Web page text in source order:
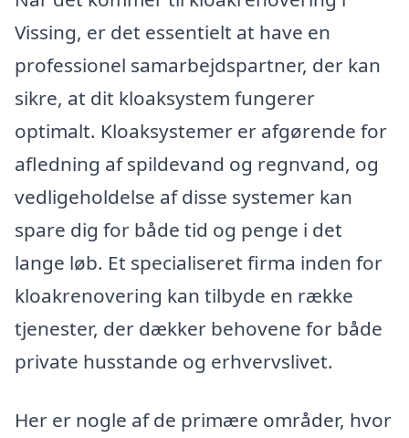
Vissing, er det essentielt at have en
professionel samarbejdspartner, der kan
sikre, at dit kloaksystem fungerer
optimalt. Kloaksystemer er afgørende for
afledning af spildevand og regnvand, og
vedligeholdelse af disse systemer kan
spare dig for både tid og penge i det
lange løb. Et specialiseret firma inden for
kloakrenovering kan tilbyde en række
tjenester, der dækker behovene for både
private husstande og erhvervslivet.
Her er nogle af de primære områder, hvor